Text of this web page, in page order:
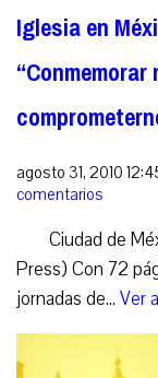
Iglesia en
agosto 31, 2010
comentarios
Ciudad de
Press) Con 72
jornadas de... Ver